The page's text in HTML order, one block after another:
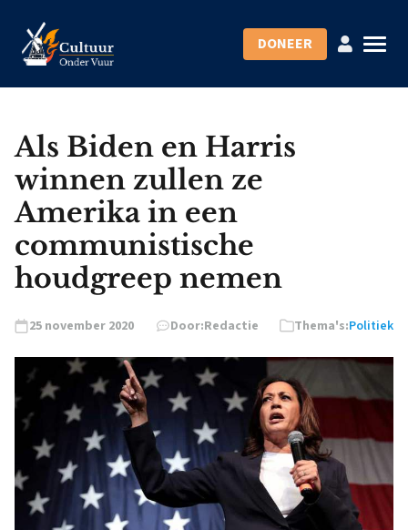
DONEER
Als Biden en Harris
winnen zullen ze
Amerika in een
communistische
houdgreep nemen
25 november 2020 Door:Redactie Thema's:Politiek